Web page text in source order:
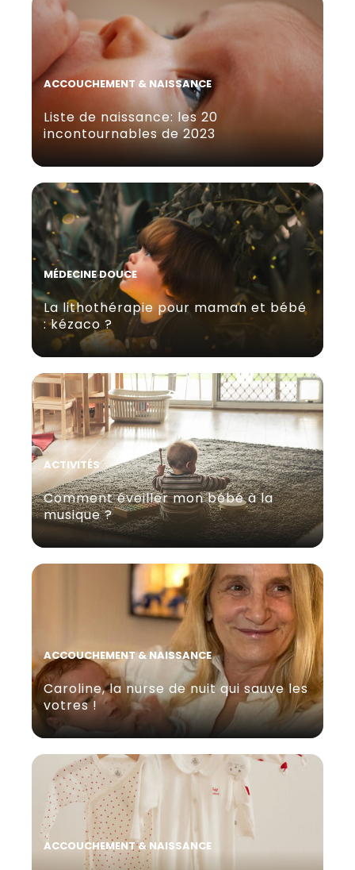
ACCOUCHEMENT & NAISSANCE
Liste de naissance: les 20
incontournables de 2023
MÉDECINE DOUCE
La lithothérapie pour maman et bébé
: kézaco ?
ACTIVITÉS
Comment éveiller mon bébé à la
musique ?
ACCOUCHEMENT & NAISSANCE
Caroline, la nurse de nuit qui sauve les
votres !
ACCOUCHEMENT & NAISSANCE